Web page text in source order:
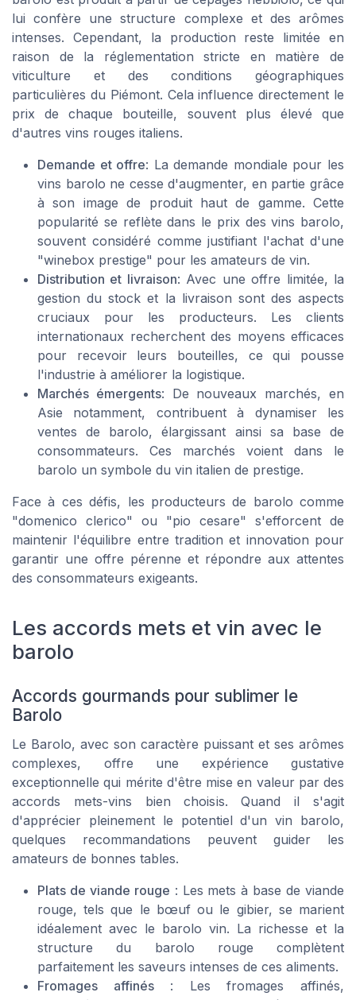
lui confère une structure complexe et des arômes
intenses. Cependant, la production reste limitée en
raison de la réglementation stricte en matière de
viticulture et des conditions géographiques
particulières du Piémont. Cela influence directement le
prix de chaque bouteille, souvent plus élevé que
d'autres vins rouges italiens.
Demande et offre: La demande mondiale pour les
vins barolo ne cesse d'augmenter, en partie grâce
à son image de produit haut de gamme. Cette
popularité se reflète dans le prix des vins barolo,
souvent considéré comme justifiant l'achat d'une
"winebox prestige" pour les amateurs de vin.
Distribution et livraison: Avec une offre limitée, la
gestion du stock et la livraison sont des aspects
cruciaux pour les producteurs. Les clients
internationaux recherchent des moyens efficaces
pour recevoir leurs bouteilles, ce qui pousse
l'industrie à améliorer la logistique.
Marchés émergents: De nouveaux marchés, en
Asie notamment, contribuent à dynamiser les
ventes de barolo, élargissant ainsi sa base de
consommateurs. Ces marchés voient dans le
barolo un symbole du vin italien de prestige.
Face à ces défis, les producteurs de barolo comme
"domenico clerico" ou "pio cesare" s'efforcent de
maintenir l'équilibre entre tradition et innovation pour
garantir une offre pérenne et répondre aux attentes
des consommateurs exigeants.
Les accords mets et vin avec le
barolo
Accords gourmands pour sublimer le
Barolo
Le Barolo, avec son caractère puissant et ses arômes
complexes, offre une expérience gustative
exceptionnelle qui mérite d'être mise en valeur par des
accords mets-vins bien choisis. Quand il s'agit
d'apprécier pleinement le potentiel d'un vin barolo,
quelques recommandations peuvent guider les
amateurs de bonnes tables.
Plats de viande rouge : Les mets à base de viande
rouge, tels que le bœuf ou le gibier, se marient
idéalement avec le barolo vin. La richesse et la
structure du barolo rouge complètent
parfaitement les saveurs intenses de ces aliments.
Fromages affinés: Les fromages affinés,